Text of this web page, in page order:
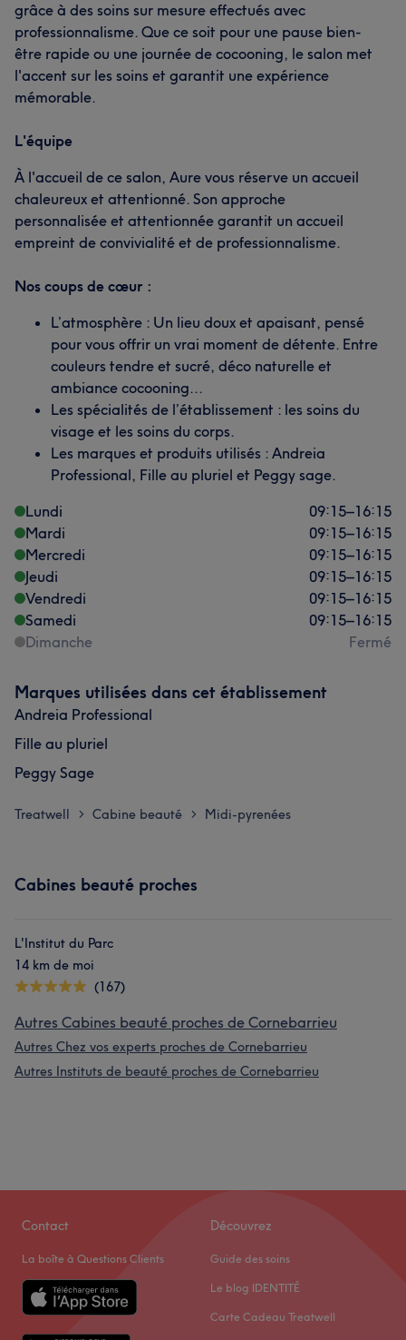
grâce à des soins sur mesure effectués avec
professionnalisme. Que ce soit pour une pause bien-
être rapide ou une journée de cocooning, le salon met
l'accent sur les soins et garantit une expérience
mémorable.
L'équipe
À l'accueil de ce salon, Aure vous réserve un accueil
chaleureux et attentionné. Son approche
personnalisée et attentionnée garantit un accueil
empreint de convivialité et de professionnalisme.
Nos coups de cœur :
L’atmosphère : Un lieu doux et apaisant, pensé
pour vous offrir un vrai moment de détente. Entre
couleurs tendre et sucré, déco naturelle et
ambiance cocooning...
Les spécialités de l’établissement : les soins du
visage et les soins du corps.
Les marques et produits utilisés : Andreia
Professional, Fille au pluriel et Peggy sage.
Lundi
09:15–16:15
Mardi
09:15–16:15
Mercredi
09:15–16:15
Jeudi
09:15–16:15
Vendredi
09:15–16:15
Samedi
09:15–16:15
Dimanche
Fermé
Marques utilisées dans cet établissement
Andreia Professional
Fille au pluriel
Peggy Sage
Treatwell > Cabine beauté > Midi-pyrenées
Cabines beauté proches
L'Institut du Parc
14 km de moi
(167)
Autres Cabines beauté proches de Cornebarrieu
Autres Chez vos experts proches de Cornebarrieu
Autres Instituts de beauté proches de Cornebarrieu
Contact
La boîte à Questions Clients
Découvrez
Guide des soins
Le blog IDENTITÉ
Carte Cadeau Treatwell